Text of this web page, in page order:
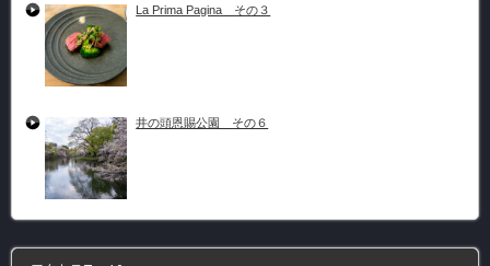
La Prima Pagina その３
井の頭恩賜公園 その６